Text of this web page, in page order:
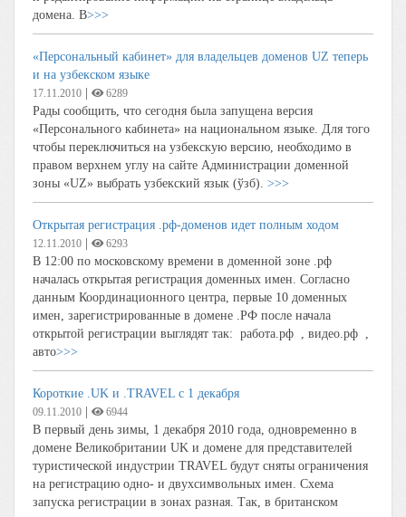
домена. В>>>
«Персональный кабинет» для владельцев доменов UZ теперь
и на узбекском языке
17.11.2010 6289
Рады сообщить, что сегодня была запущена версия
«Персонального кабинета» на национальном языке. Для того
чтобы переключиться на узбекскую версию, необходимо в
правом верхнем углу на сайте Администрации доменной
зоны «UZ» выбрать узбекский язык (ўзб). >>>
Открытая регистрация .рф-доменов идет полным ходом
12.11.2010 6293
В 12:00 по московскому времени в доменной зоне .рф
началась открытая регистрация доменных имен. Согласно
данным Координационного центра, первые 10 доменных
имен, зарегистрированные в домене .РФ после начала
открытой регистрации выглядят так: работа.рф , видео.рф ,
авто>>>
Короткие .UK и .TRAVEL с 1 декабря
09.11.2010 6944
В первый день зимы, 1 декабря 2010 года, одновременно в
домене Великобритании UK и домене для представителей
туристической индустрии TRAVEL будут сняты ограничения
на регистрацию одно- и двухсимвольных имен. Схема
запуска регистрации в зонах разная. Так, в британском